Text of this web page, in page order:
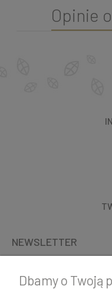
Opinie
NEWSLETTER
Dbamy o Twoją